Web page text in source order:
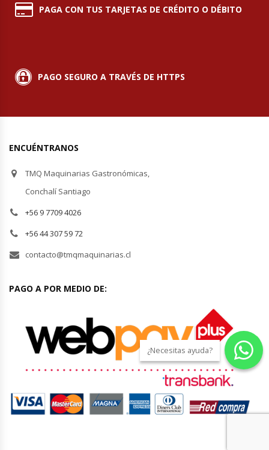
Ollas Arroceras
Ovilladoras – Divisoras De Masa
Peladora De Papas
Picador De Hielo
Planchas Churrasqueras
Procesadoras De Alimentos
Ralladoras De Queso
Rebanadoras De Pan De Molde
Refrigeradores Industriales
PAGA CON TUS TARJETAS DE CRÉDITO O DÉBITO
PAGO SEGURO A TRAVÉS DE HTTPS
ENCUÉNTRANOS
TMQ Maquinarias Gastronómicas,
Conchalí Santiago
+56 9 7709 4026
+56 44 307 59 72
contacto@tmqmaquinarias.cl
PAGO A POR MEDIO DE:
¿Necesitas ayuda?